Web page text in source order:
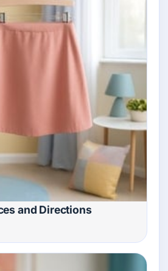
and Directions